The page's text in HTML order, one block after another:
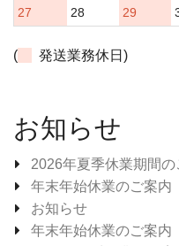
27
28 29
( 発送業務休日)
お知らせ
2026年夏季休業期間の
年末年始休業のご案内
お知らせ
年末年始休業のご案内